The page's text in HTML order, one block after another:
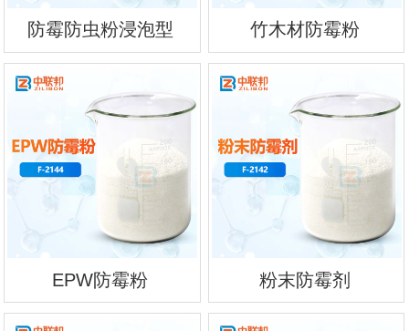
防霉防虫粉浸泡型 竹木材防霉粉
EPW防霉粉 粉末防霉剂